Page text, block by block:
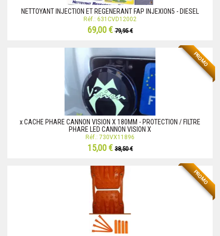
NETTOYANT INJECTION ET REGENERANT FAP INJEXION5 - DIESEL
Réf.: 631CVD12002
69,00 €79,95 €
PROMO
x CACHE PHARE CANNON VISION X 180MM - PROTECTION / FILTRE
PHARE LED CANNON VISION X
Réf.: 730VX11896
15,00 €38,50 €
PROMO